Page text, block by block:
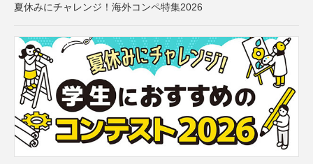
夏休みにチャレンジ！海外コンペ特集2026